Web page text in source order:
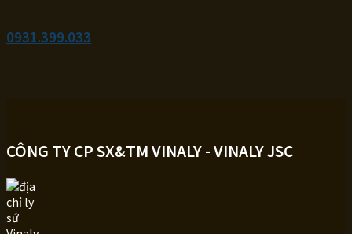
0931.399.033
CÔNG TY CP SX&TM VINALY - VINALY JSC